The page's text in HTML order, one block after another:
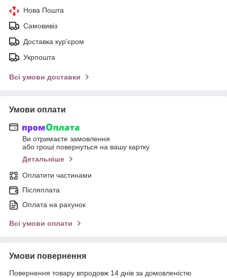
Нова Пошта
Самовивіз
Доставка кур'єром
Укрпошта
Всі умови доставки
Умови оплати
Ви отримаєте замовлення
або гроші повернуться на вашу картку
Детальніше
Оплатити частинами
Післяплата
Оплата на рахунок
Всі умови оплати
Умови повернення
Повернення товару впродовж 14 днів за домовленістю